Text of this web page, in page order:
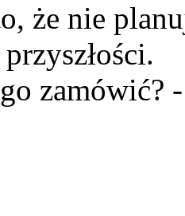
że nie
zamówić?